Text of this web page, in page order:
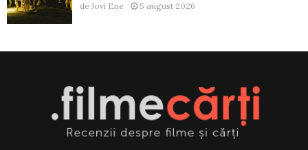
de Jovi Ene 5 august 2026